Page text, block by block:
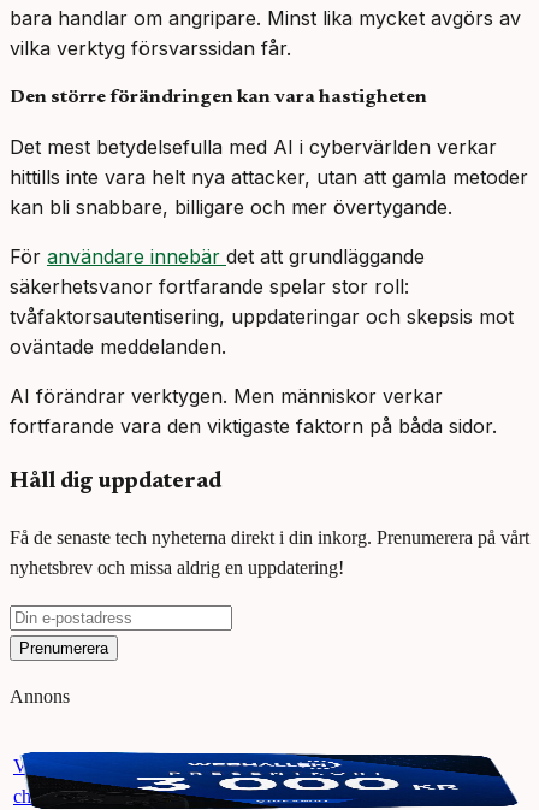
bara handlar om angripare. Minst lika mycket avgörs av
vilka verktyg försvarssidan får.
Den större förändringen kan vara hastigheten
Det mest betydelsefulla med AI i cybervärlden verkar
hittills inte vara helt nya attacker, utan att gamla metoder
kan bli snabbare, billigare och mer övertygande.
För användare innebär det att grundläggande
säkerhetsvanor fortfarande spelar stor roll:
tvåfaktorsautentisering, uppdateringar och skepsis mot
oväntade meddelanden.
AI förändrar verktygen. Men människor verkar
fortfarande vara den viktigaste faktorn på båda sidor.
Håll dig uppdaterad
Få de senaste tech nyheterna direkt i din inkorg. Prenumerera på vårt
nyhetsbrev och missa aldrig en uppdatering!
Prenumerera
Annons
Vinn ett presentkort på Webhallen. Delta i vår giveaway för
chansen att vinna 3000 kr.